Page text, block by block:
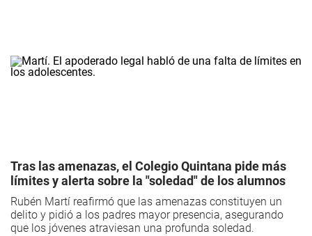
Tras las amenazas, el Colegio Quintana pide más
límites y alerta sobre la "soledad" de los alumnos
Rubén Martí reafirmó que las amenazas constituyen un
delito y pidió a los padres mayor presencia, asegurando
que los jóvenes atraviesan una profunda soledad.